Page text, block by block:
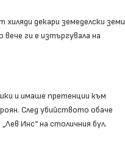
декари земеделски земи
вече ги е изтъргувала на
и имаше претенции към
След убийството обаче
Инс“ на столичния бул.